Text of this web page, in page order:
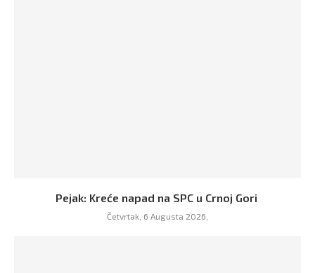
Pejak: Kreće napad na SPC u Crnoj Gori
Četvrtak, 6 Augusta 2026,